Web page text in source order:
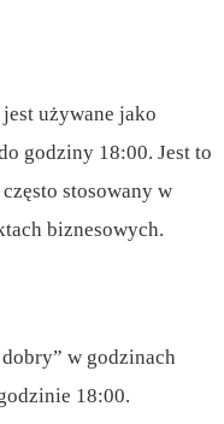
używane jako
godziny 18:00. Jest to
stosowany w
biznesowych.
w godzinach
18:00.